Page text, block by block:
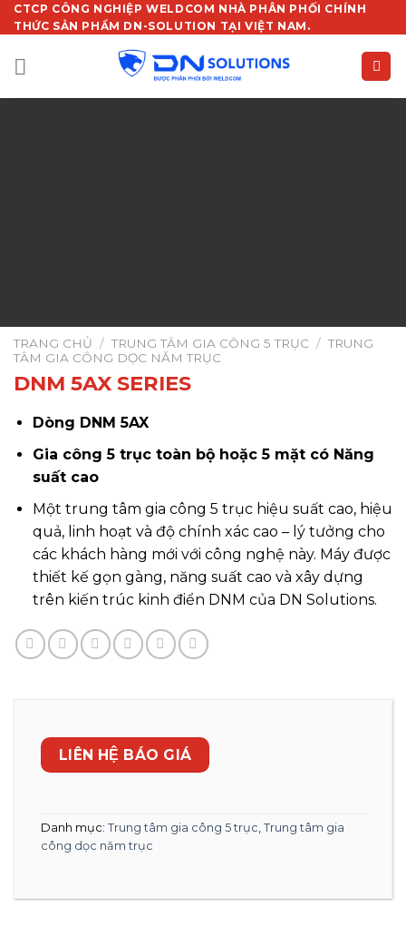
Chuyển
đến
nội
dung
CTCP CÔNG NGHIỆP WELDCOM NHÀ PHÂN PHỐI CHÍNH
THỨC SẢN PHẨM DN-SOLUTION TẠI VIỆT NAM.
TRANG CHỦ / TRUNG TÂM GIA CÔNG 5 TRỤC / TRUNG
TÂM GIA CÔNG DỌC NĂM TRỤC
DNM 5AX SERIES
Dòng DNM 5AX
Gia công 5 trục toàn bộ hoặc 5 mặt có Năng
suất cao
Một trung tâm gia công 5 trục hiệu suất cao, hiệu
quả, linh hoạt và độ chính xác cao – lý tưởng cho
các khách hàng mới với công nghệ này. Máy được
thiết kế gọn gàng, năng suất cao và xây dựng
trên kiến trúc kinh điển DNM của DN Solutions.
LIÊN HỆ BÁO GIÁ
Danh mục: Trung tâm gia công 5 trục, Trung tâm gia
công dọc năm trục